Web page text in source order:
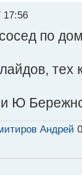
17:56
по
тех
и Ю
Андрей